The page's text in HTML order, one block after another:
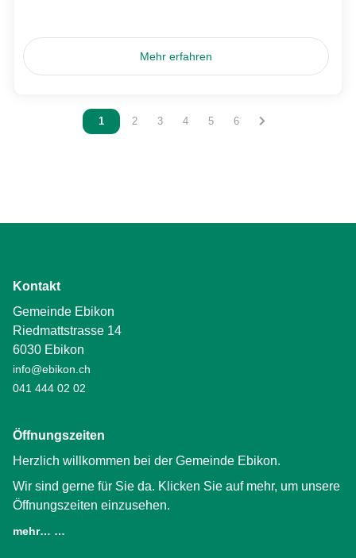
Mehr erfahren
Vous êtes sur la page
1 Vous êtes sur la page
2 Vous êtes sur la page
3 Vous êtes sur la page
4 Vous êtes sur la page
5 Vous êtes sur la page
6
Kontakt
Gemeinde Ebikon
Riedmattstrasse 14
6030 Ebikon
info@ebikon.ch
041 444 02 02
Öffnungszeiten
Herzlich willkommen bei der Gemeinde Ebikon.
Wir sind gerne für Sie da. Klicken Sie auf mehr, um unsere
Öffnungszeiten einzusehen.
mehr… …